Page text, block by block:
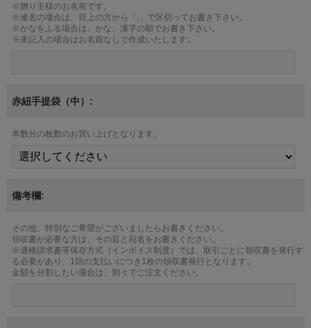
※贈り主様のお名前です。
※連名の場合は、目上の方から「,」で区切ってお書き下さい。
※かなをふる場合は、かな、漢字の順でお書き下さい。
※未記入の場合はお名前なしで作成いたします。
赤紐手提袋（中）:
本数分の枚数のお買い上げとなります。
備考欄:
その他、特別なご希望がございましたらお書きください。
領収書が必要な方は、その旨と宛名をお書きください。
※適格請求書等保存方式（インボイス制度）では、取引ごとに領収書を発行す
る必要があり、1回の支払いにつき1枚の領収書発行となります。
金額を分割したい場合は、別々でご注文ください。